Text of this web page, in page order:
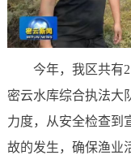
今年，我区共有
密云水库综合执法大
力度，从安全检查到
故的发生，确保渔业